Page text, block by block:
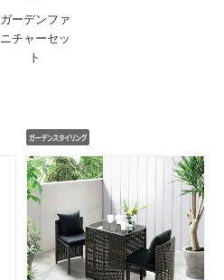
ガーデンファ
ニチャーセッ
ト